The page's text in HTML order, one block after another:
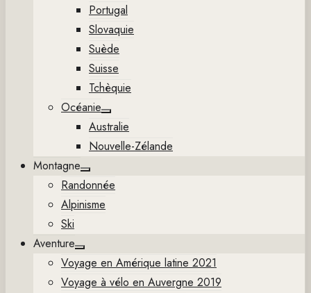
Portugal
Slovaquie
Suède
Suisse
Tchèquie
Océanie
Show
sub
menu
Australie
Nouvelle-Zélande
Montagne
Show
sub
menu
Randonnée
Alpinisme
Ski
Aventure
Show
sub
menu
Voyage en Amérique latine 2021
Voyage à vélo en Auvergne 2019